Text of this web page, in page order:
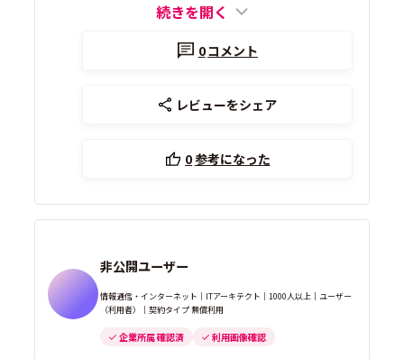
続きを開く
0コメント
レビューをシェア
0参考になった
非公開ユーザー
情報通信・インターネット｜ITアーキテクト｜1000人以上｜ユーザー
（利用者）｜契約タイプ 無償利用
企業所属 確認済 利用画像確認